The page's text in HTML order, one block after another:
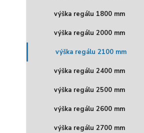
výška regálu 1800 mm
výška regálu 2000 mm
výška regálu 2100 mm
výška regálu 2400 mm
výška regálu 2500 mm
výška regálu 2600 mm
výška regálu 2700 mm